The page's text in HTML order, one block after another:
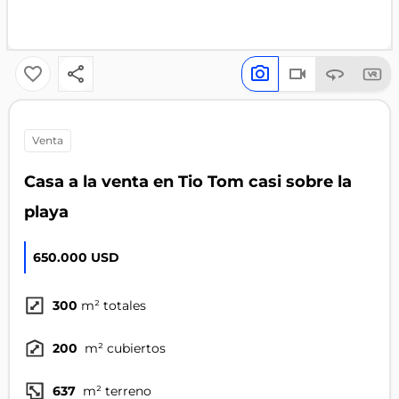
venta
Casa a la venta en Tio Tom casi sobre la
playa
650.000 USD
300 m² totales
200 m² cubiertos
637 m² terreno